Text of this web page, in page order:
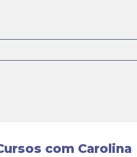
e práticas de
que a ajudou a
com Carolina